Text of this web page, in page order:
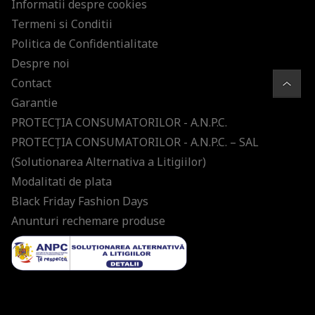
Informatii despre cookies
Termeni si Conditii
Politica de Confidentialitate
Despre noi
Contact
Garantie
PROTECŢIA CONSUMATORILOR - A.N.P.C.
PROTECŢIA CONSUMATORILOR - A.N.P.C. – SAL
(Solutionarea Alternativa a Litigiilor)
Modalitati de plata
Black Friday Fashion Days
Anunturi rechemare produse